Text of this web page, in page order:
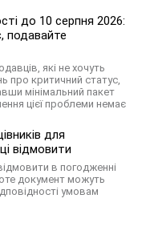
до 10 серпня 2026:
подавайте
які не хочуть
про критичний статус,
мінімальний пакет
цієї проблеми немає
для
відмовити
в погодженні
документ можуть
умовам